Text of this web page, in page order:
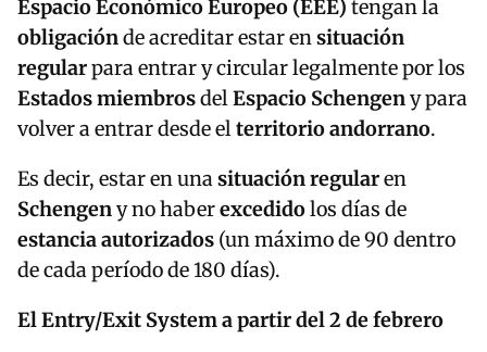
Espacio Económico Europeo (EEE) tengan la
obligaciónde acreditar estar ensituación
regularpara entrar y circular legalmente por los
Estados miembrosdelEspacio Schengeny para
volver a entrar desde elterritorio andorrano.
Es decir, estar en unasituación regularen
Schengeny no haberexcedidolos días de
estancia autorizados (un máximo de 90 dentro
de cada período de 180 días).
El Entry/Exit System a partir del 2 de febrero